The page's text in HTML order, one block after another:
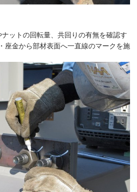
ットの回転量、共回りの有無を確認す
座金から部材表面へ一直線のマークを施